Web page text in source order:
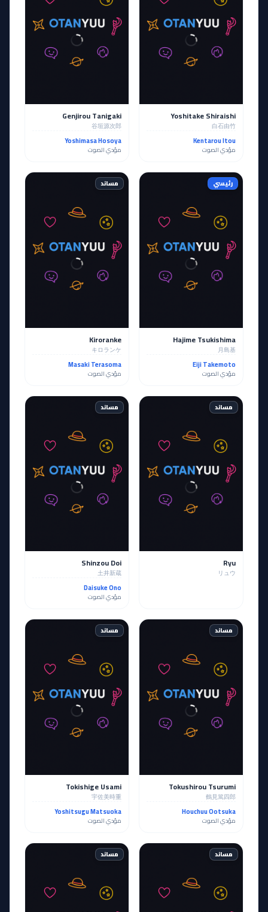
Yoshitake Shiraishi
白石由竹
Kentarou Itou
مؤدي الصوت
Genjirou Tanigaki
谷垣源次郎
Yoshimasa Hosoya
مؤدي الصوت
رئيسي
Hajime Tsukishima
月島基
Eiji Takemoto
مؤدي الصوت
مساند
Kiroranke
キロランケ
Masaki Terasoma
مؤدي الصوت
مساند
Ryu
リュウ
مساند
Shinzou Doi
土井新蔵
Daisuke Ono
مؤدي الصوت
مساند
Tokushirou Tsurumi
鶴見篤四郎
Houchuu Ootsuka
مؤدي الصوت
مساند
Tokishige Usami
宇佐美時重
Yoshitsugu Matsuoka
مؤدي الصوت
مساند مساند